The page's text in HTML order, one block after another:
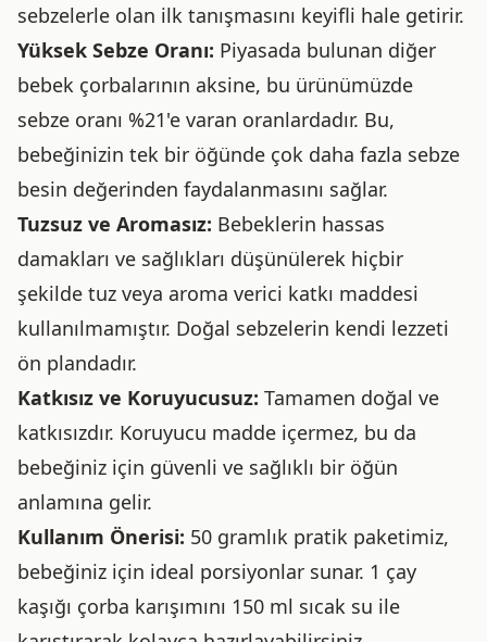
sebzelerle olan ilk tanışmasını keyifli hale getirir.
Yüksek Sebze Oranı: Piyasada bulunan diğer
bebek çorbalarının aksine, bu ürünümüzde
sebze oranı %21'e varan oranlardadır. Bu,
bebeğinizin tek bir öğünde çok daha fazla sebze
besin değerinden faydalanmasını sağlar.
Tuzsuz ve Aromasız: Bebeklerin hassas
damakları ve sağlıkları düşünülerek hiçbir
şekilde tuz veya aroma verici katkı maddesi
kullanılmamıştır. Doğal sebzelerin kendi lezzeti
ön plandadır.
Katkısız ve Koruyucusuz: Tamamen doğal ve
katkısızdır. Koruyucu madde içermez, bu da
bebeğiniz için güvenli ve sağlıklı bir öğün
anlamına gelir.
Kullanım Önerisi: 50 gramlık pratik paketimiz,
bebeğiniz için ideal porsiyonlar sunar. 1 çay
kaşığı çorba karışımını 150 ml sıcak su ile